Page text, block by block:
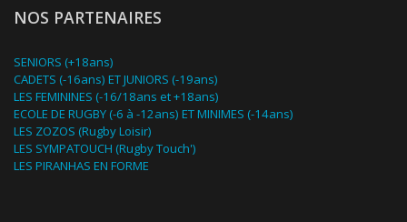
NOS PARTENAIRES
SENIORS (+18ans)
CADETS (-16ans) ET JUNIORS (-19ans)
LES FEMININES (-16/18ans et +18ans)
ECOLE DE RUGBY (-6 à -12ans) ET MINIMES (-14ans)
LES ZOZOS (Rugby Loisir)
LES SYMPATOUCH (Rugby Touch')
LES PIRANHAS EN FORME